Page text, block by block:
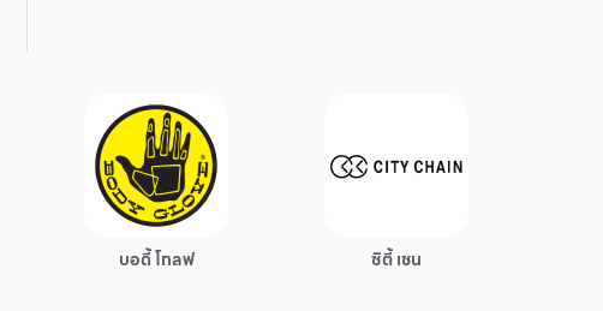
บอดี้ โกลฟ ซิตี้ เชน